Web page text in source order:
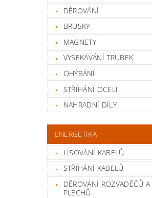
DĚROVÁNÍ
BRUSKY
MAGNETY
VYSEKÁVÁNÍ TRUBEK
OHÝBÁNÍ
STŘÍHÁNÍ OCELI
NÁHRADNÍ DÍLY
ENERGETIKA
LISOVÁNÍ KABELŮ
STŘÍHÁNÍ KABELŮ
DĚROVÁNÍ ROZVADĚČŮ A
PLECHŮ